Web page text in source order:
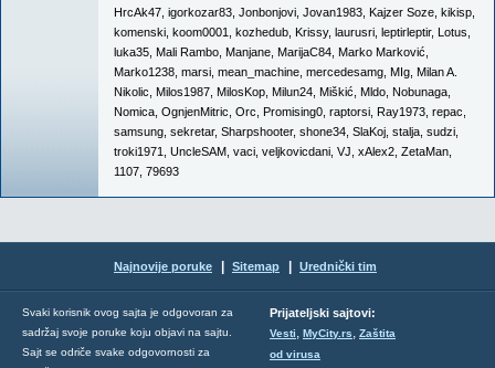
HrcAk47 igorkozar83 Jonbonjovi Jovan1983 Kajzer Soze kikisp
komenski koom0001 kozhedub Krissy, laurusri leptirleptir, Lotus
luka35 Mali Rambo Manjane MarijaC84 Marko Marković
Marko1238 marsi mean_machine mercedesamg MIg Milan A.
Nikolic Milos1987 MilosKop Milun24 Miškić Mldo Nobunaga
Nomica OgnjenMitric Orc Promising0 raptorsi Ray1973 repac
samsung sekretar, Sharpshooter, shone34 SlaKoj stalja sudzi
troki1971
UncleSAM vaci veljkovicdani VJ xAlex2 ZetaMan
1107 79693
Najnovije poruke Sitemap Urednički tim
Svaki korisnik ovog sajta je odgovoran za
sadržaj svoje poruke koju objavi na sajtu.
Sajt se odriče svake odgovornosti za
Prijateljski sajtovi:
Vesti, MyCity.rs, Zaštita
od virusa